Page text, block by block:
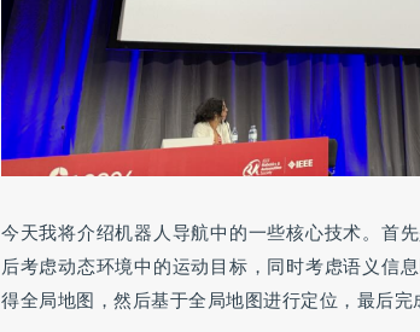
今天我将介绍机器人导航中的一些核心技术。首
后考虑动态环境中的运动目标，同时考虑语义信
得全局地图，然后基于全局地图进行定位，最后完